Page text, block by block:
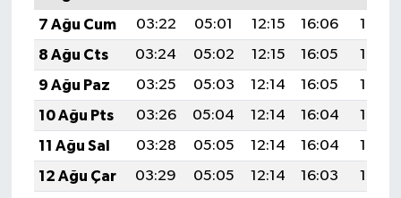
7 Ağu Cum
03:22 05:01 12:15 16:06
19:19
8 Ağu Cts
03:24 05:02 12:15 16:05
19:17
9 Ağu Paz
03:25 05:03 12:14 16:05
19:16
10 Ağu Pts
03:26 05:04 12:14 16:04
19:15
11 Ağu Sal
03:28 05:05 12:14 16:04
19:14
12 Ağu Çar
03:29 05:05 12:14 16:03
19:13